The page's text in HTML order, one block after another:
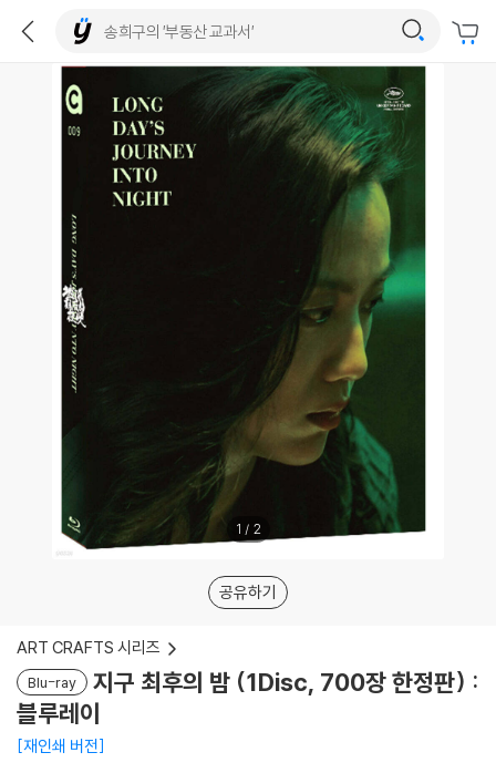
1 / 2
공유하기
ART CRAFTS 시리즈
Blu-ray
지구 최후의 밤 (1Disc, 700장 한정판) :
블루레이
재인쇄 버전